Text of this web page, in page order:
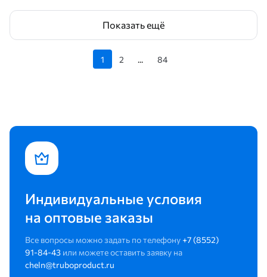
Показать ещё
1 2 ... 84
Индивидуальные условия
на оптовые заказы
Все вопросы можно задать по телефону +7 (8552)
91-84-43 или можете оставить заявку на
cheln@truboproduct.ru